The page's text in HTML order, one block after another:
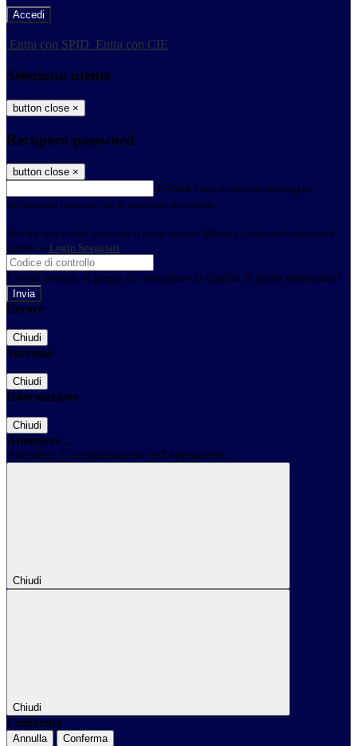
-
Entra con SPID Entra con CIE
Seleziona utente
button close ×
Recupero password
button close ×
E-mail Verrà inviato un messaggio
all'indirizzo indicato con le istruzioni necessarie.
Non hai una e-mail associata al nome utente? Effettua il reset della password
tramite la Login Spaggiari
E-mail inviata, si prega di controllare la casella di posta elettronica!
Errore
Chiudi
Successo
Chiudi
Informazione
Chiudi
Attendere...
Attendere il completamento dell'operazione...
Chiudi
Chiudi
Conferma
Annulla Conferma